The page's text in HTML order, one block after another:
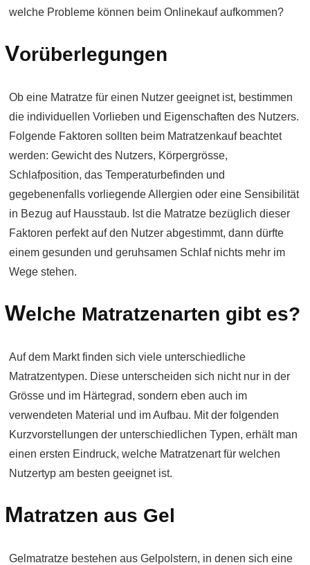
welche Probleme können beim Onlinekauf aufkommen?
Vorüberlegungen
Ob eine Matratze für einen Nutzer geeignet ist, bestimmen
die individuellen Vorlieben und Eigenschaften des Nutzers.
Folgende Faktoren sollten beim Matratzenkauf beachtet
werden: Gewicht des Nutzers, Körpergrösse,
Schlafposition, das Temperaturbefinden und
gegebenenfalls vorliegende Allergien oder eine Sensibilität
in Bezug auf Hausstaub. Ist die Matratze bezüglich dieser
Faktoren perfekt auf den Nutzer abgestimmt, dann dürfte
einem gesunden und geruhsamen Schlaf nichts mehr im
Wege stehen.
Welche Matratzenarten gibt es?
Auf dem Markt finden sich viele unterschiedliche
Matratzentypen. Diese unterscheiden sich nicht nur in der
Grösse und im Härtegrad, sondern eben auch im
verwendeten Material und im Aufbau. Mit der folgenden
Kurzvorstellungen der unterschiedlichen Typen, erhält man
einen ersten Eindruck, welche Matratzenart für welchen
Nutzertyp am besten geeignet ist.
Matratzen aus Gel
Gelmatratze bestehen aus Gelpolstern, in denen sich eine